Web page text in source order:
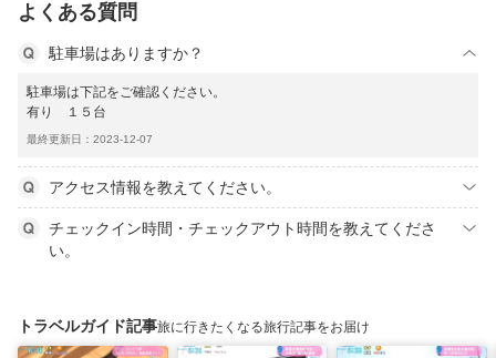
よくある質問
駐車場はありますか？
駐車場は下記をご確認ください。
有り １５台
最終更新日：2023-12-07
アクセス情報を教えてください。
チェックイン時間・チェックアウト時間を教えてくださ
い。
トラベルガイド記事旅に行きたくなる旅行記事をお届け